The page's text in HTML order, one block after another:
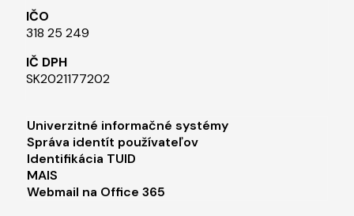
IČO
318 25 249
IČ DPH
SK2021177202​
Footer menu 1
Univerzitné informačné systémy
Správa identít používateľov
Identifikácia TUID
MAIS
Webmail na Office 365